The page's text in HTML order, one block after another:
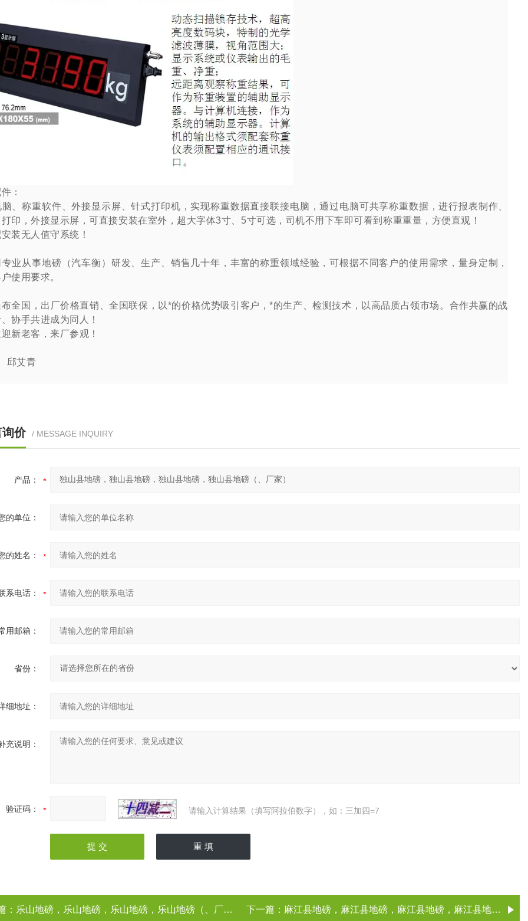
：
、称重软件、外接显示屏、针式打印机，实现称重数据直接联接电脑，通过电脑可共享称重数据，进行报表制作、
印，外接显示屏，可直接安装在室外，超大字体3寸、 5寸可选，司机不用下车即可看到称重重量，方便直观！
装无人值守系统！
业从事地磅（汽车衡）研发、生产、销售几十年，丰富的称重领域经验，可根据不同客户的使用需求，量身定制，
使用要求。
全国，出厂价格直销、全国联保，以*的价格优势吸引客户，*的生产、检测技术，以高品质占领市场。合作共赢的战
协手共进成为同人！
新老客，来厂参观！
邱艾青
价 / MESSAGE INQUIRY
产品：
的单位：
的姓名：
系电话：
用邮箱：
省份：
细地址：
充说明：
验证码： 请输入计算结果（填写阿拉伯数字），如：三加四=7
： 乐山地磅，乐山地磅，乐山地磅，乐山地磅（、厂家） 下一篇： 麻江县地磅，麻江县地磅，麻江县地磅，麻江县地磅（、厂家）